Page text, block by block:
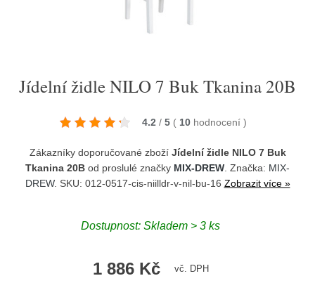
Jídelní židle NILO 7 Buk Tkanina 20B
4.2 / 5 ( 10 hodnocení )
Zákazníky doporučované zboží Jídelní židle NILO 7 Buk
Tkanina 20B od proslulé značky MIX-DREW . Značka: MIX-
DREW. SKU: 012-0517-cis-niilldr-v-nil-bu-16 Zobrazit více »
Dostupnost: Skladem > 3 ks
1 886 Kč vč. DPH